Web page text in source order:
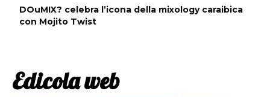
DOuMIX? celebra l’icona della mixology caraibica
con Mojito Twist
Edicola web